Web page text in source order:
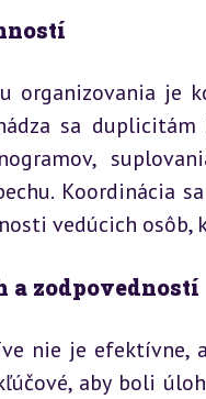
organizovania je
sa
Koordinácia
vedúcich osôb,
a zodpovedností
nie je efektívne,
aby boli